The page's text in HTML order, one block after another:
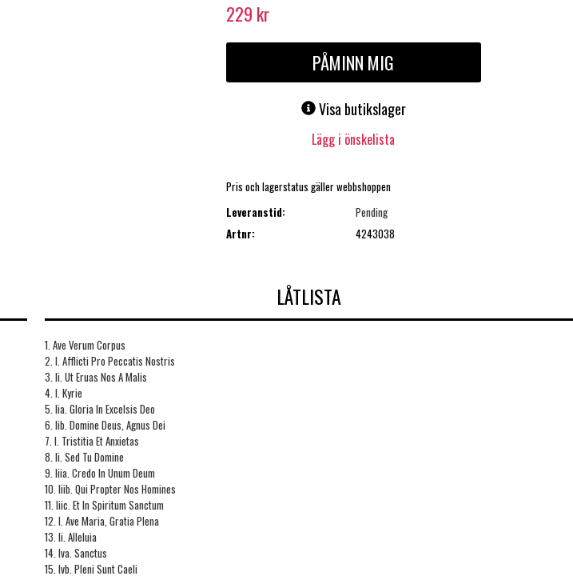
229 kr
PÅMINN MIG
Visa butikslager
Lägg i önskelista
Pris och lagerstatus gäller webbshoppen
Leveranstid:
Pending
Artnr:
4243038
LÅTLISTA
1. Ave Verum Corpus
2. I. Afflicti Pro Peccatis Nostris
3. Ii. Ut Eruas Nos A Malis
4. I. Kyrie
5. Iia. Gloria In Excelsis Deo
6. Iib. Domine Deus, Agnus Dei
7. I. Tristitia Et Anxietas
8. Ii. Sed Tu Domine
9. Iiia. Credo In Unum Deum
10. Iiib. Qui Propter Nos Homines
11. Iiic. Et In Spiritum Sanctum
12. I. Ave Maria, Gratia Plena
13. Ii. Alleluia
14. Iva. Sanctus
15. Ivb. Pleni Sunt Caeli